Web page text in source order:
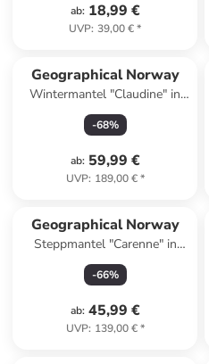
ab: 18,99 €
UVP: 39,00 €*
Geographical Norway
Wintermantel "Claudine" in
Khaki
-68%
ab: 59,99 €
UVP: 189,00 €*
Geographical Norway
Steppmantel "Carenne" in
Taupe
-66%
ab: 45,99 €
UVP: 139,00 €*